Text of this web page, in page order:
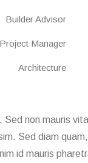
Builder Advisor
Project Manager
Architecture
non mauris
Sed diam
id mauris